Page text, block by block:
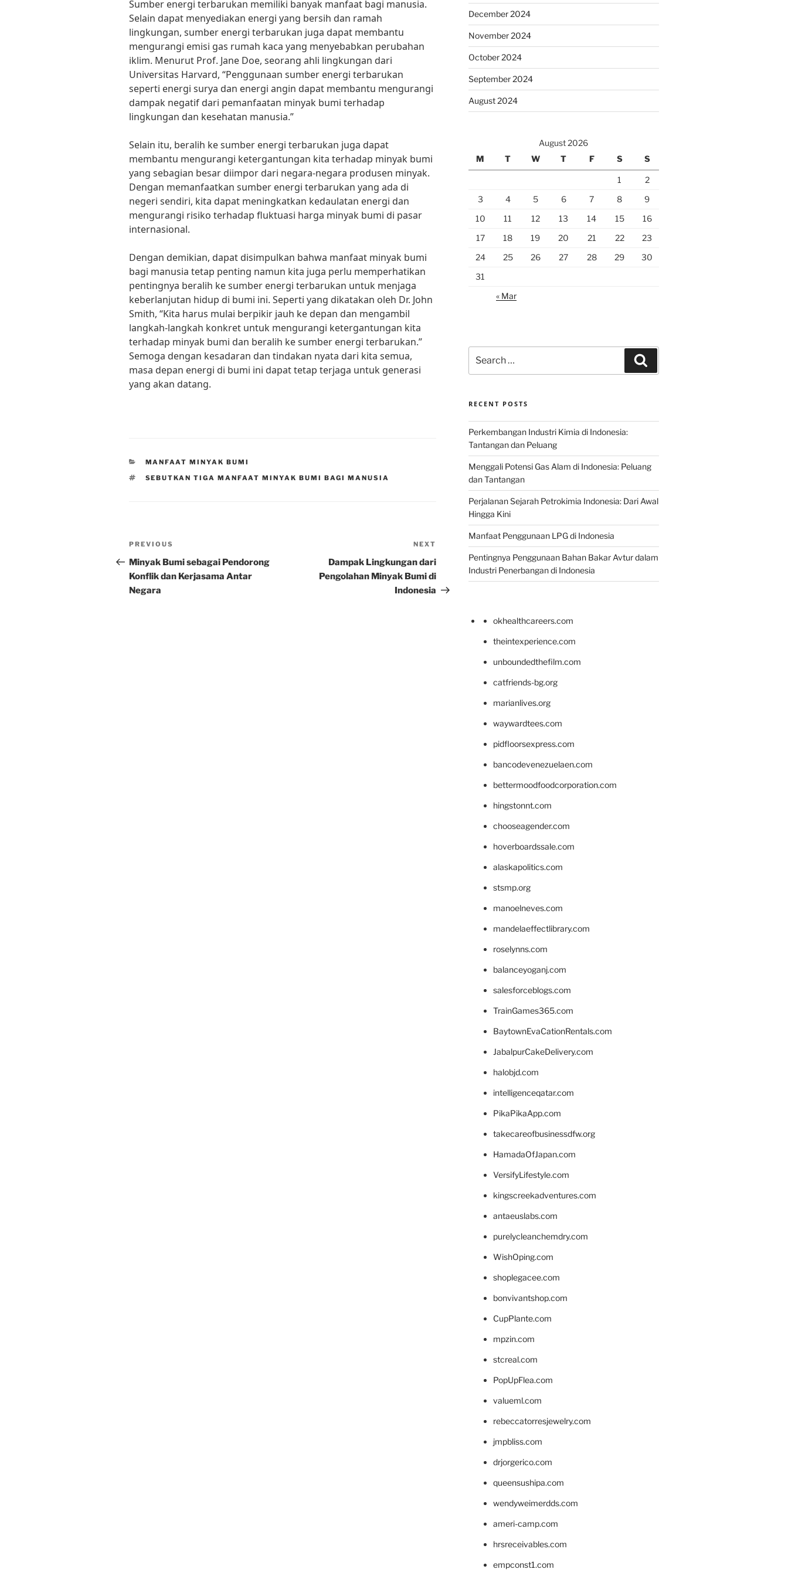
Sumber energi terbarukan memiliki banyak manfaat bagi manusia.
Selain dapat menyediakan energi yang bersih dan ramah
lingkungan, sumber energi terbarukan juga dapat membantu
mengurangi emisi gas rumah kaca yang menyebabkan perubahan
iklim. Menurut Prof. Jane Doe, seorang ahli lingkungan dari
Universitas Harvard, “Penggunaan sumber energi terbarukan
seperti energi surya dan energi angin dapat membantu mengurangi
dampak negatif dari pemanfaatan minyak bumi terhadap
lingkungan dan kesehatan manusia.”
Selain itu, beralih ke sumber energi terbarukan juga dapat
membantu mengurangi ketergantungan kita terhadap minyak bumi
yang sebagian besar diimpor dari negara-negara produsen minyak.
Dengan memanfaatkan sumber energi terbarukan yang ada di
negeri sendiri, kita dapat meningkatkan kedaulatan energi dan
mengurangi risiko terhadap fluktuasi harga minyak bumi di pasar
internasional.
Dengan demikian, dapat disimpulkan bahwa manfaat minyak bumi
bagi manusia tetap penting namun kita juga perlu memperhatikan
pentingnya beralih ke sumber energi terbarukan untuk menjaga
keberlanjutan hidup di bumi ini. Seperti yang dikatakan oleh Dr. John
Smith, “Kita harus mulai berpikir jauh ke depan dan mengambil
langkah-langkah konkret untuk mengurangi ketergantungan kita
terhadap minyak bumi dan beralih ke sumber energi terbarukan.”
Semoga dengan kesadaran dan tindakan nyata dari kita semua,
masa depan energi di bumi ini dapat tetap terjaga untuk generasi
yang akan datang.
CATEGORIES
MANFAAT MINYAK BUMI
TAGS
SEBUTKAN TIGA MANFAAT MINYAK BUMI BAGI MANUSIA
Post
navigation
Previous
Post
PREVIOUS
Minyak Bumi sebagai Pendorong
Konflik dan Kerjasama Antar
Negara
Post
NEXT
Dampak Lingkungan dari
Pengolahan Minyak Bumi di
Indonesia
December 2024
November 2024
October 2024
September 2024
August 2024
August 2026
M
T W T F S S
1
2
3
4 5 6 7 8
9
10
11 12 13 14 15
16
17
18 19 20 21 22
23
24
25 26 27 28 29
30
31
« Mar
for:
RECENT POSTS
Perkembangan Industri Kimia di Indonesia:
Tantangan dan Peluang
Menggali Potensi Gas Alam di Indonesia: Peluang
dan Tantangan
Perjalanan Sejarah Petrokimia Indonesia: Dari Awal
Hingga Kini
Manfaat Penggunaan LPG di Indonesia
Pentingnya Penggunaan Bahan Bakar Avtur dalam
Industri Penerbangan di Indonesia
okhealthcareers.com
theintexperience.com
unboundedthefilm.com
catfriends-bg.org
marianlives.org
waywardtees.com
pidfloorsexpress.com
bancodevenezuelaen.com
bettermoodfoodcorporation.com
hingstonnt.com
chooseagender.com
hoverboardssale.com
alaskapolitics.com
stsmp.org
manoelneves.com
mandelaeffectlibrary.com
roselynns.com
balanceyoganj.com
salesforceblogs.com
TrainGames365.com
BaytownEvaCationRentals.com
JabalpurCakeDelivery.com
halobjd.com
intelligenceqatar.com
PikaPikaApp.com
takecareofbusinessdfw.org
HamadaOfJapan.com
VersifyLifestyle.com
kingscreekadventures.com
antaeuslabs.com
purelycleanchemdry.com
WishOping.com
shoplegacee.com
bonvivantshop.com
CupPlante.com
mpzin.com
stcreal.com
PopUpFlea.com
valueml.com
rebeccatorresjewelry.com
jmpbliss.com
drjorgerico.com
queensushipa.com
wendyweimerdds.com
ameri-camp.com
hrsreceivables.com
empconst1.com